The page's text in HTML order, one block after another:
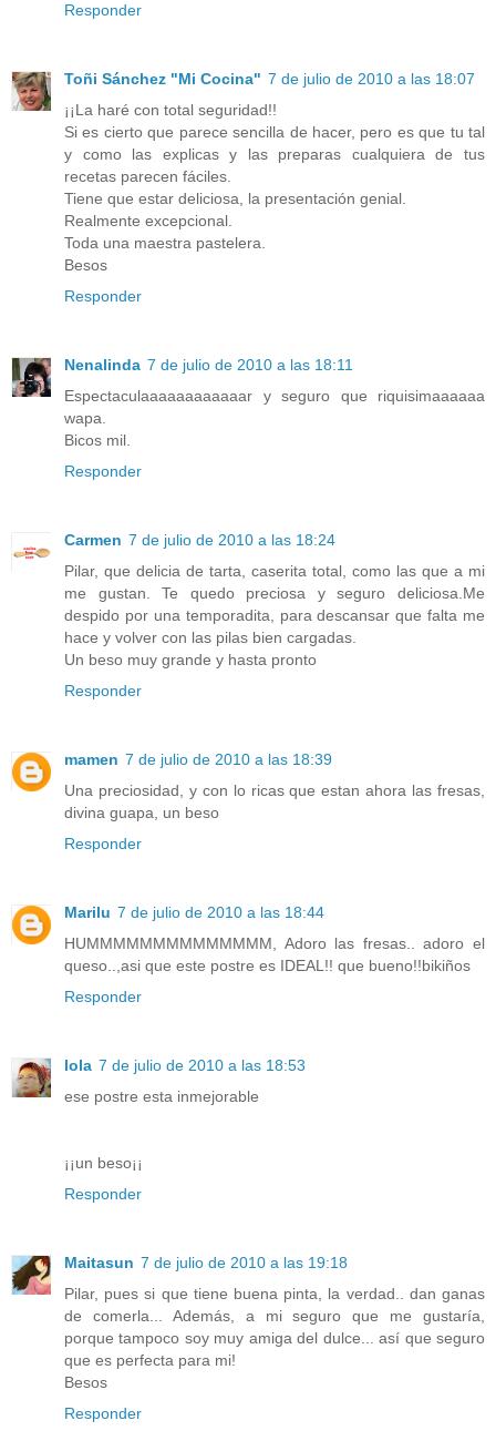
Responder
Toñi Sánchez "Mi Cocina" 7 de julio de 2010 a las 18:07
¡¡La haré con total seguridad!!
Si es cierto que parece sencilla de hacer, pero es que tu tal
y como las explicas y las preparas cualquiera de tus
recetas parecen fáciles.
Tiene que estar deliciosa, la presentación genial.
Realmente excepcional.
Toda una maestra pastelera.
Besos
Responder
Nenalinda 7 de julio de 2010 a las 18:11
Espectaculaaaaaaaaaaaar y seguro que riquisimaaaaaa
wapa.
Bicos mil.
Responder
Carmen 7 de julio de 2010 a las 18:24
Pilar, que delicia de tarta, caserita total, como las que a mi
me gustan. Te quedo preciosa y seguro deliciosa.Me
despido por una temporadita, para descansar que falta me
hace y volver con las pilas bien cargadas.
Un beso muy grande y hasta pronto
Responder
mamen 7 de julio de 2010 a las 18:39
Una preciosidad, y con lo ricas que estan ahora las fresas,
divina guapa, un beso
Responder
Marilu 7 de julio de 2010 a las 18:44
HUMMMMMMMMMMMMMM, Adoro las fresas.. adoro el
queso..,asi que este postre es IDEAL!! que bueno!!bikiños
Responder
lola 7 de julio de 2010 a las 18:53
ese postre esta inmejorable
¡¡un beso¡¡
Responder
Maitasun 7 de julio de 2010 a las 19:18
Pilar, pues si que tiene buena pinta, la verdad.. dan ganas
de comerla... Además, a mi seguro que me gustaría,
porque tampoco soy muy amiga del dulce... así que seguro
que es perfecta para mi!
Besos
Responder